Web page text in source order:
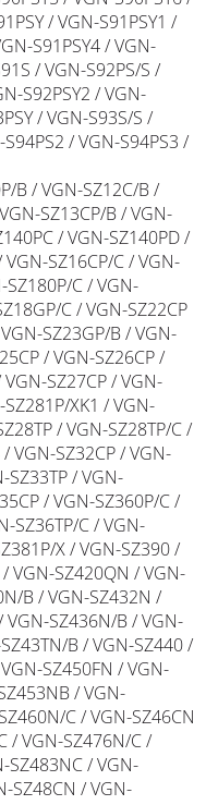
/ VGN-S91PSY1 /
S91PSY4 / VGN-
/ VGN-S92PS/S /
S92PSY2 / VGN-
/ VGN-S93S/S /
/ VGN-S94PS3 /
B / VGN-SZ12C/B /
SZ13CP/B / VGN-
/ VGN-SZ140PD /
SZ16CP/C / VGN-
SZ180P/C / VGN-
C / VGN-SZ22CP
SZ23GP/B / VGN-
/ VGN-SZ26CP /
SZ27CP / VGN-
XK1 / VGN-
/ VGN-SZ28TP/C /
VGN-SZ32CP / VGN-
SZ33TP / VGN-
/ VGN-SZ360P/C /
SZ36TP/C / VGN-
X / VGN-SZ390 /
VGN-SZ420QN / VGN-
B / VGN-SZ432N /
SZ436N/B / VGN-
B / VGN-SZ440 /
SZ450FN / VGN-
/ VGN-
C / VGN-SZ46CN
/ VGN-SZ476N/C /
SZ483NC / VGN-
SZ48CN / VGN-